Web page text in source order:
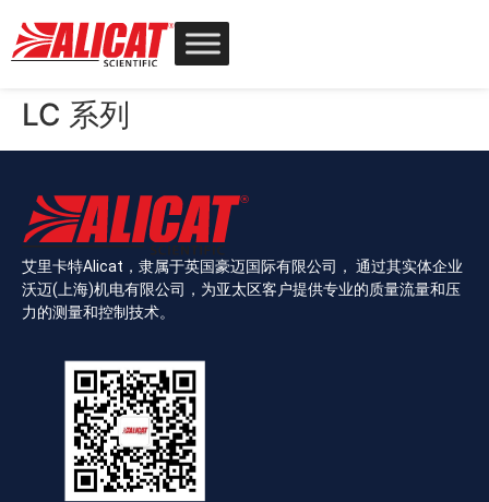
LC 系列
艾里卡特Alicat，隶属于英国豪迈国际有限公司， 通过其实体企业
沃迈(上海)机电有限公司，为亚太区客户提供专业的质量流量和压
力的测量和控制技术。